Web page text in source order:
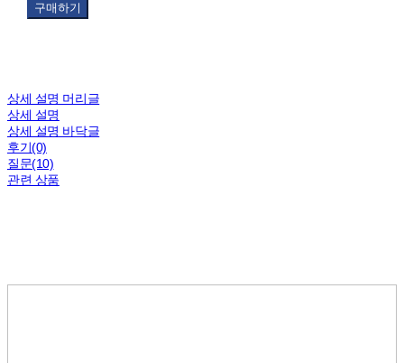
구매하기
상세 설명 머리글
상세 설명
상세 설명 바닥글
후기(0)
질문(10)
관련 상품